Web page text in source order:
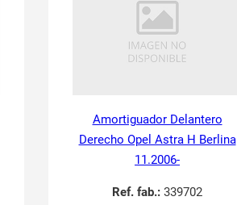
Amortiguador Delantero
Derecho Opel Astra H Berlina
11.2006-
Ref. fab.: 339702